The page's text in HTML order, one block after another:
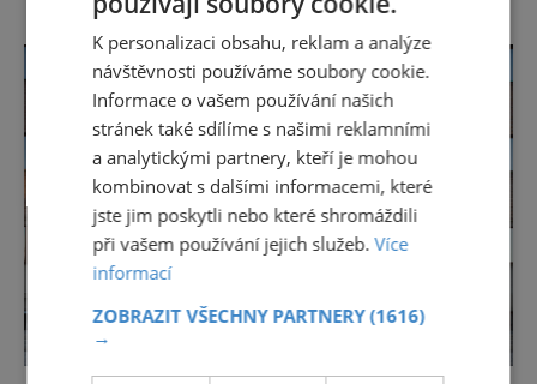
architektů, ale především historii a
zajímavosti vývoje tvorby zahrad u nás
i ve světě. Přednášky z cyklu Nový pohled na
dějiny zahradního umění probíhají vždy
v úterý od 17 do 19 h
K personalizaci obsahu, reklam a analýze
návštěvnosti používáme soubory cookie.
Informace o vašem používání našich
stránek také sdílíme s našimi reklamními
a analytickými partnery, kteří je mohou
kombinovat s dalšími informacemi, které
jste jim poskytli nebo které shromáždili
při vašem používání jejich služeb.Více
informací
ZOBRAZIT VŠECHNY PARTNERY(1616)
→